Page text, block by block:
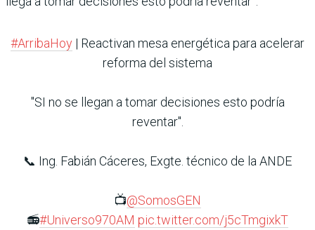
#ArribaHoy | Reactivan mesa energética para acelerar
reforma del sistema
"SI no se llegan a tomar decisiones esto podría
reventar".
📞 Ing. Fabián Cáceres, Exgte. técnico de la ANDE
📺@SomosGEN
📻#Universo970AM pic.twitter.com/j5cTmgixkT